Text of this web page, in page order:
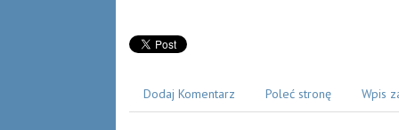
Dodaj Komentarz Poleć stronę Wpis